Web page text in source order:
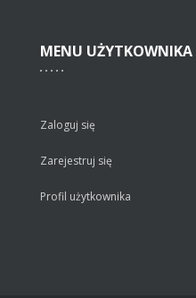
MENU UŻYTKOWNIKA
Zaloguj się
Zarejestruj się
Profil użytkownika